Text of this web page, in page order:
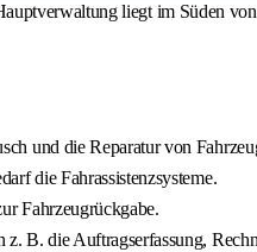
liegt im Süden
und die Reparatur von
die Fahrassistenzsysteme.
Fahrzeugrückgabe.
B. die Auftragserfassung,